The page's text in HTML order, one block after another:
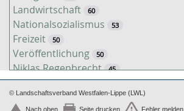
Landwirtschaft 60
Nationalsozialismus 53
Freizeit 50
Veröffentlichung 50
Niklas Regenbrecht 45
Kaiserzeit
Tiere 38
© Landschaftsverband Westfalen-Lippe (LWL)
Nach oben Seite drucken Fehler melden